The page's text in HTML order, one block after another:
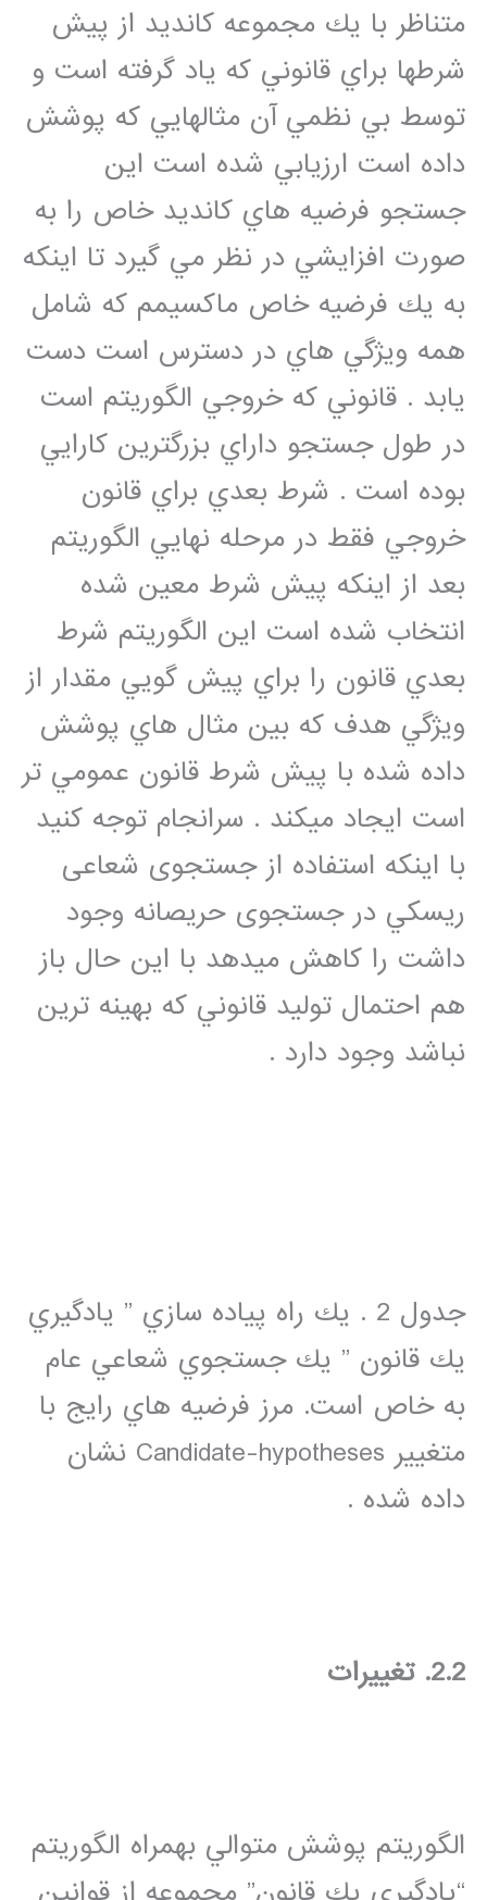
متناظر با يك مجموعه كانديد از پيش
شرطها براي قانوني كه ياد گرفته است و
توسط بي نظمي آن مثالهايي كه پوشش
داده است ارزيابي شده است اين
جستجو فرضيه هاي كانديد خاص را به
صورت افزايشي در نظر مي گيرد تا اينكه
به يك فرضيه خاص ماكسيمم كه شامل
همه ويژگي هاي در دسترس است دست
يابد . قانوني كه خروجي الگوريتم است
در طول جستجو داراي بزرگترين كارايي
بوده است . شرط بعدي براي قانون
خروجي فقط در مرحله نهايي الگوريتم
بعد از اينكه پيش شرط معين شده
انتخاب شده است اين الگوريتم شرط
بعدي قانون را براي پيش گويي مقدار از
ويژگي هدف كه بين مثال هاي پوشش
داده شده با پیش شرط قانون عمومي تر
است ايجاد ميكند . سرانجام توجه كنيد
با اينكه استفاده از جستجوی شعاعی
ريسكي در جستجوی حریصانه وجود
داشت را كاهش ميدهد با اين حال باز
هم احتمال توليد قانوني كه بهينه ترين
نباشد وجود دارد .
جدول 2 . يك راه پياده سازي ” يادگيري
يك قانون ” يك جستجوي شعاعي عام
به خاص است. مرز فرضيه هاي رايج با
متغيير Candidate-hypotheses نشان
داده شده .
2.2. تغييرات
الگوريتم پوشش متوالي بهمراه الگوريتم